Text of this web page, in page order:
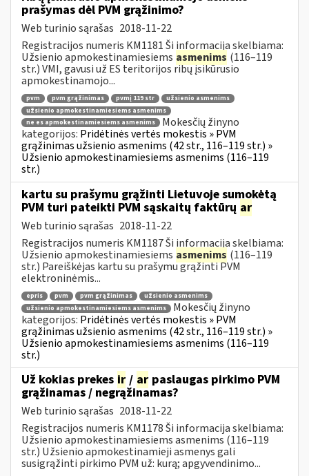
prašymas dėl PVM grąžinimo?
Web turinio sąrašas 2018-11-22
Registracijos numeris KM1181 Ši informacija skelbiama:
Užsienio apmokestinamiesiems asmenims (116–119
str.) VMI, gavusi už ES teritorijos ribų įsikūrusio
apmokestinamojo...
pvm pvm grąžinimas pvmį 119 str
užsienio asmenims
užsienio apmokestinamiesiems asmenims
ne es apmokestinamiesiems asmenims
Mokesčių žinyno
kategorijos: Pridėtinės vertės mokestis » PVM
grąžinimas užsienio asmenims (42 str., 116–119 str.) »
Užsienio apmokestinamiesiems asmenims (116–119
str.)
kartu su prašymu grąžinti Lietuvoje sumokėtą
PVM turi pateikti PVM sąskaitų faktūrų ar
Web turinio sąrašas 2018-11-22
Registracijos numeris KM1187 Ši informacija skelbiama:
Užsienio apmokestinamiesiems asmenims (116–119
str.) Pareiškėjas kartu su prašymu grąžinti PVM
elektroninėmis...
epris pvm pvm grąžinimas
užsienio asmenims
užsienio apmokestinamiesiems asmenims
Mokesčių žinyno
kategorijos: Pridėtinės vertės mokestis » PVM
grąžinimas užsienio asmenims (42 str., 116–119 str.) »
Užsienio apmokestinamiesiems asmenims (116–119
str.)
Už kokias prekes ir / ar paslaugas pirkimo PVM
grąžinamas / negrąžinamas?
Web turinio sąrašas 2018-11-22
Registracijos numeris KM1178 Ši informacija skelbiama:
Užsienio apmokestinamiesiems asmenims (116–119
str.) Užsienio apmokestinamieji asmenys gali
susigrąžinti pirkimo PVM už: kurą; apgyvendinimo...